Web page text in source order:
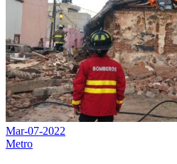
Mar-07-2022
Metro